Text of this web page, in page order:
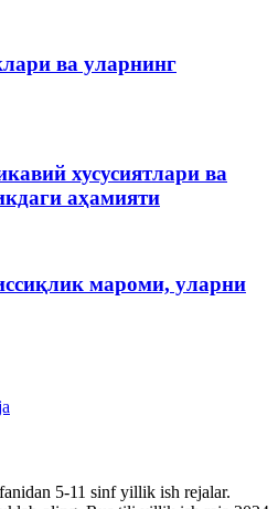
ва уларнинг
хусусиятлари ва
аҳамияти
мароми, уларни
5-11 sinf yillik ish rejalar.